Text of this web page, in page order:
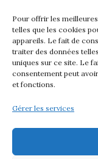
Pour offrir les
telles que les cookies
appareils. Le fait de
traiter des données
uniques sur ce site. Le
consentement peut
et fonctions.
Gérer les services